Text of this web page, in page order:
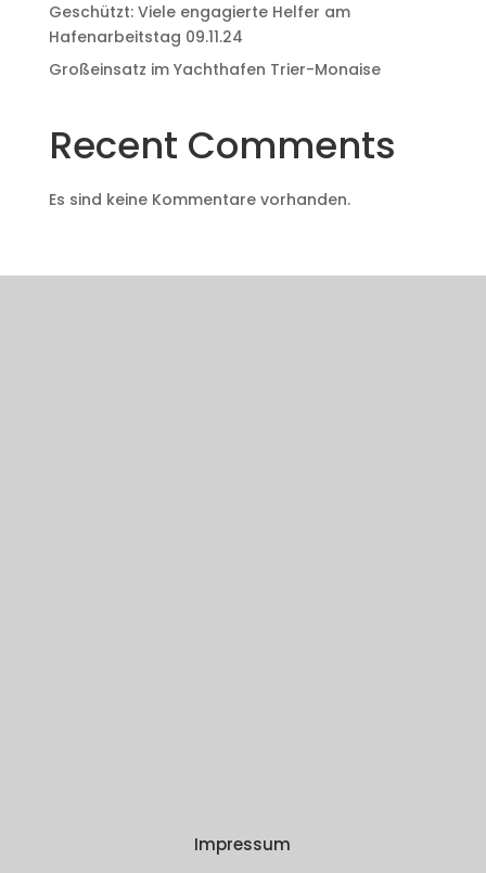
Geschützt: Viele engagierte Helfer am
Hafenarbeitstag 09.11.24
Großeinsatz im Yachthafen Trier-Monaise
Recent Comments
Es sind keine Kommentare vorhanden.
Impressum